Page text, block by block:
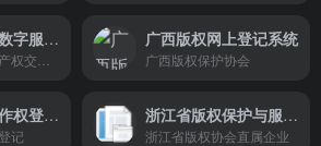
安徽版权在线数字服务平台 广西版权网上登记系统
广西版权保护协会
天津市作品著作权登记系统
记
浙江省版权保护与服务网
浙江省版权协会直属企业